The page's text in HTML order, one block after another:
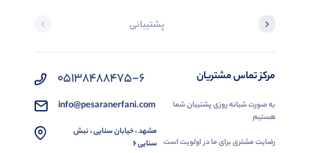
پشتیبانی
مرکز تماس مشتریان
به صورت شبانه روزی پشتیبان شما
هستیم
رضایت مشتری برای ما در اولویت است
05138488475-6
info@pesaranerfani.com
مشهد ، خیابان سنایی ، نبش
سنایی 6